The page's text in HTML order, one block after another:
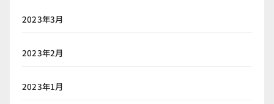
2023年3月
2023年2月
2023年1月